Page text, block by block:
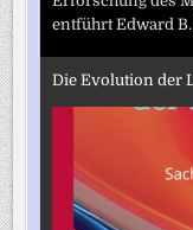
entführt Edward B.
Die Evolution der